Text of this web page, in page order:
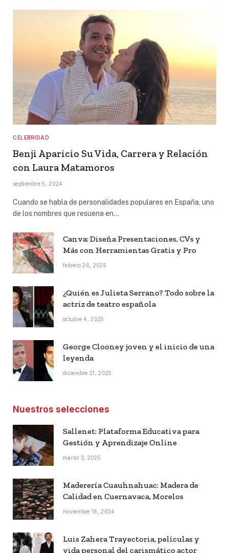
CELEBRIDAD
Benji Aparicio Su Vida, Carrera y Relación
con Laura Matamoros
septiembre 5, 2024
Cuando se habla de personalidades populares en España, uno
de los nombres que resuena en…
Canva: Diseña Presentaciones, CVs y
Más con Herramientas Gratis y Pro
febrero 26, 2025
¿Quién es Julieta Serrano? Todo sobre la
actriz de teatro española
octubre 4, 2025
George Clooney joven y el inicio de una
leyenda
diciembre 21, 2025
Nuestros selecciones
Sallenet: Plataforma Educativa para
Gestión y Aprendizaje Online
marzo 3, 2025
Maderería Cuauhnahuac: Madera de
Calidad en Cuernavaca, Morelos
noviembre 18, 2024
Luis Zahera Trayectoria, películas y
vida personal del carismático actor